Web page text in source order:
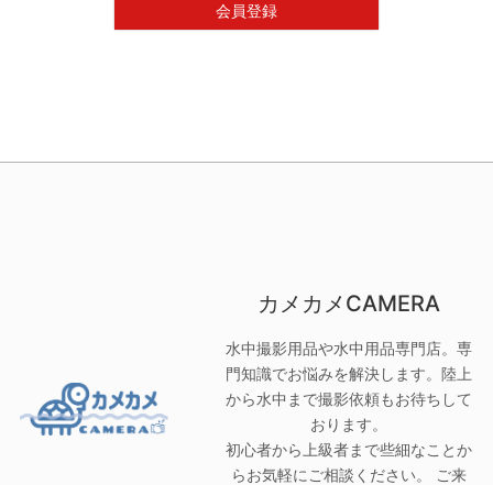
会員登録
カメカメCAMERA
水中撮影用品や水中用品専門店。専
門知識でお悩みを解決します。陸上
から水中まで撮影依頼もお待ちして
おります。
初心者から上級者まで些細なことか
らお気軽にご相談ください。 ご来